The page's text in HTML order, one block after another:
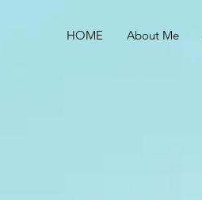
HOME About Me